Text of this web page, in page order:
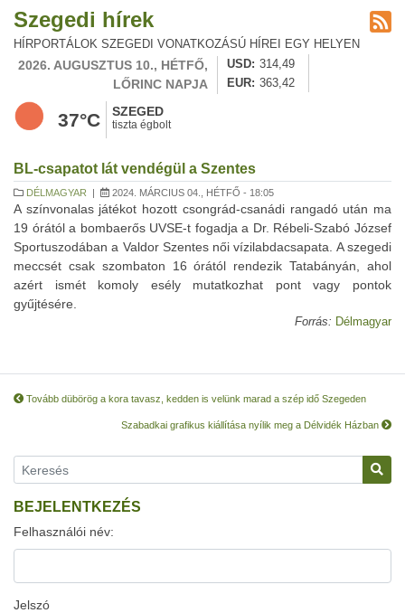
Szegedi hírek
HÍRPORTÁLOK SZEGEDI VONATKOZÁSÚ HÍREI EGY HELYEN
2026. AUGUSZTUS 10., HÉTFŐ,
LŐRINC NAPJA
USD
314,49
EUR
363,42
37°C SZEGED
tiszta égbolt
BL-csapatot lát vendégül a Szentes
DÉLMAGYAR | 2024. MÁRCIUS 04., HÉTFŐ - 18:05
A színvonalas játékot hozott csongrád-csanádi rangadó után ma
19 órától a bombaerős UVSE-t fogadja a Dr. Rébeli-Szabó József
Sportuszodában a Valdor Szentes női vízilabdacsapata. A szegedi
meccsét csak szombaton 16 órától rendezik Tatabányán, ahol
azért ismét komoly esély mutatkozhat pont vagy pontok
gyűjtésére.
Forrás: Délmagyar
Tovább dübörög a kora tavasz, kedden is velünk marad a szép idő Szegeden
Szabadkai grafikus kiállítása nyílik meg a Délvidék Házban
BEJELENTKEZÉS
Felhasználói név:
Jelszó